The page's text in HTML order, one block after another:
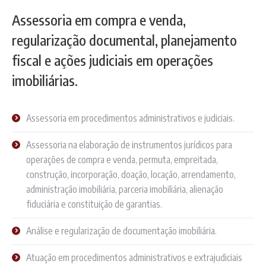
Assessoria em compra e venda,
regularização documental, planejamento
fiscal e ações judiciais em operações
imobiliárias.
Assessoria em procedimentos administrativos e judiciais.
Assessoria na elaboração de instrumentos jurídicos para
operações de compra e venda, permuta, empreitada,
construção, incorporação, doação, locação, arrendamento,
administração imobiliária, parceria imobiliária, alienação
fiduciária e constituição de garantias.
Análise e regularização de documentação imobiliária.
Atuação em procedimentos administrativos e extrajudiciais